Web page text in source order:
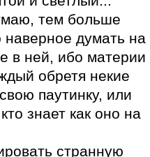
тем больше
наверное думать на
в ней, ибо материи
обретя некие
паутинку, или
знает как оно на
странную